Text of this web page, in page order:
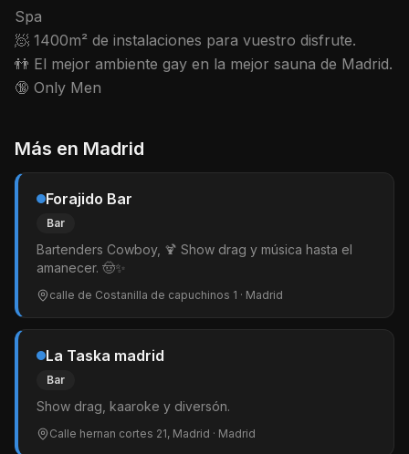
Spa
🧖 1400m² de instalaciones para vuestro disfrute.
👬 El mejor ambiente gay en la mejor sauna de Madrid.
🔞 Only Men
Más en Madrid
Forajido Bar
Bar
Bartenders Cowboy, 🍹 Show drag y música hasta el
amanecer. 🤠✨
calle de Costanilla de capuchinos 1 · Madrid
La Taska madrid
Bar
Show drag, kaaroke y diversón.
Calle hernan cortes 21, Madrid · Madrid